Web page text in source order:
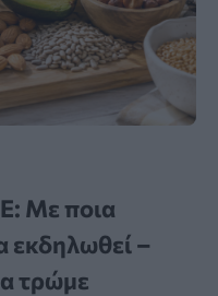
Με ποια
εκδηλωθεί –
τρώμε